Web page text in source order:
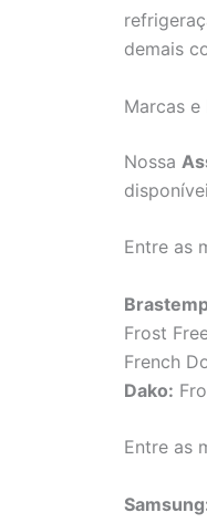
demais
Marcas
Nossa
Entre as
Frost
French
Dako:
Entre as